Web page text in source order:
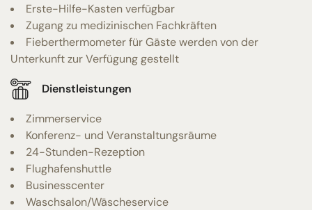
Erste-Hilfe-Kasten verfügbar
Zugang zu medizinischen Fachkräften
Fieberthermometer für Gäste werden von der
Unterkunft zur Verfügung gestellt
Dienstleistungen
Zimmerservice
Konferenz- und Veranstaltungsräume
24-Stunden-Rezeption
Flughafenshuttle
Businesscenter
Waschsalon/Wäscheservice